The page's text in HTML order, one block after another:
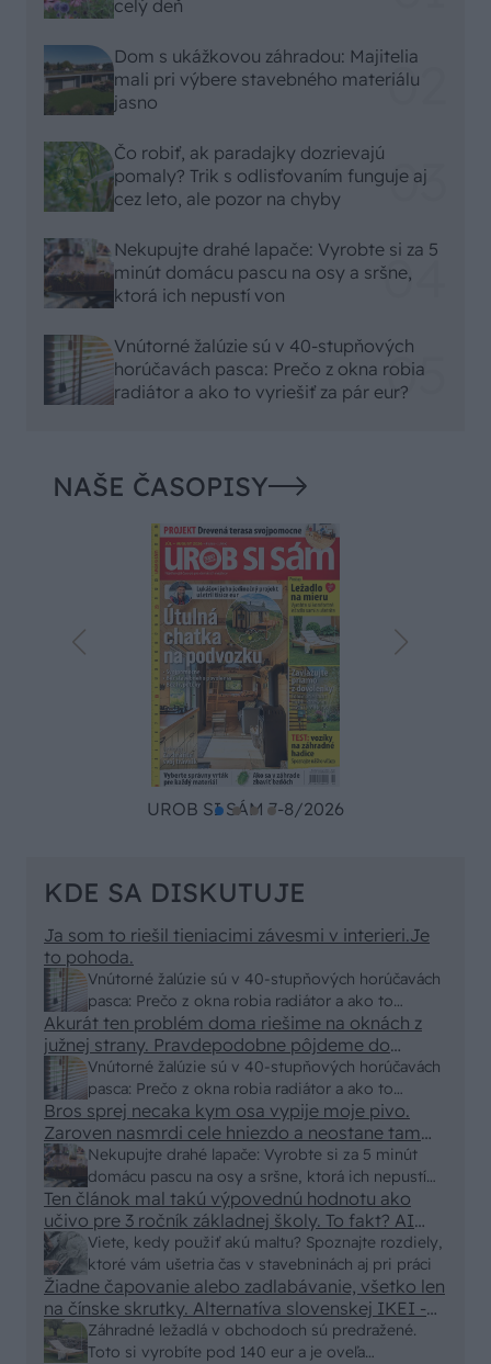
celý deň
Dom s ukážkovou záhradou: Majitelia
mali pri výbere stavebného materiálu
jasno
Čo robiť, ak paradajky dozrievajú
pomaly? Trik s odlisťovaním funguje aj
cez leto, ale pozor na chyby
Nekupujte drahé lapače: Vyrobte si za 5
minút domácu pascu na osy a sršne,
ktorá ich nepustí von
Vnútorné žalúzie sú v 40-stupňových
horúčavách pasca: Prečo z okna robia
radiátor a ako to vyriešiť za pár eur?
NAŠE ČASOPISY
UROB SI SÁM 7-8/2026
KDE SA DISKUTUJE
Vnútorné žalúzie sú v 40-stupňových horúčavách
pasca: Prečo z okna robia radiátor a ako to
vyriešiť za pár eur?
Ja som to riešil tieniacimi závesmi v interieri.Je
to pohoda.
Vnútorné žalúzie sú v 40-stupňových horúčavách
pasca: Prečo z okna robia radiátor a ako to
vyriešiť za pár eur?
Akurát ten problém doma riešime na oknách z
južnej strany. Pravdepodobne pôjdeme do
vonkajšieho tienenia na spôsob markízy
250x150cm. Čínsky predajcovia idú okolo 100
eur kus.
Nekupujte drahé lapače: Vyrobte si za 5 minút
domácu pascu na osy a sršne, ktorá ich nepustí
von
Bros sprej necaka kym osa vypije moje pivo.
Zaroven nasmrdi cele hniezdo a neostane tam
nic zive. Vasa pasca naucinke moc efektivne.
Skor pritiahne slimaky
Viete, kedy použiť akú maltu? Spoznajte rozdiely,
ktoré vám ušetria čas v stavebninách aj pri práci
Ten článok mal takú výpovednú hodnotu ako
učivo pre 3 ročník základnej školy. To fakt? AI
alebo nejaka kniha z VŠ? Dnešné rychlotvrdnuce
malty - pevnosť 40 Mpa a doba schnutia tak 15
minut , k tomu vodotesné s kryštálikou. A rozdiel
- schnutie a zretie. Nič?
Záhradné ležadlá v obchodoch sú predražené.
Toto si vyrobíte pod 140 eur a je oveľa
Žiadne čapovanie alebo zadlabávanie, všetko len
na čínske skrutky. Alternatíva slovenskej IKEI -
čo sa týka pevnosti. Autor si nedal veľa námahy s
remeselným spracovaním, škoda. No lepšie než